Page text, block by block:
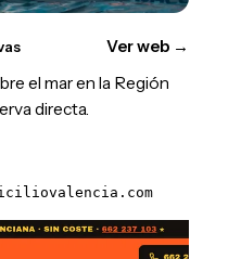
Ver web →
el mar en la Región
directa.